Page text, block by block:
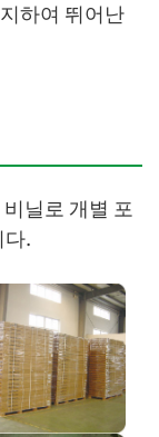
하여 뛰어난
닐로 개별 포
다.